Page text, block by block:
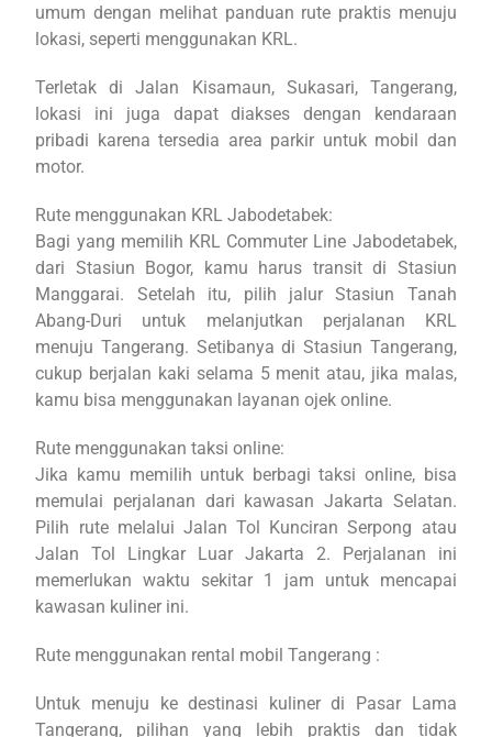
umum dengan melihat panduan rute praktis menuju
lokasi, seperti menggunakan KRL.
Terletak di Jalan Kisamaun, Sukasari, Tangerang,
lokasi ini juga dapat diakses dengan kendaraan
pribadi karena tersedia area parkir untuk mobil dan
motor.
Rute menggunakan KRL Jabodetabek:
Bagi yang memilih KRL Commuter Line Jabodetabek,
dari Stasiun Bogor, kamu harus transit di Stasiun
Manggarai. Setelah itu, pilih jalur Stasiun Tanah
Abang-Duri untuk melanjutkan perjalanan KRL
menuju Tangerang. Setibanya di Stasiun Tangerang,
cukup berjalan kaki selama 5 menit atau, jika malas,
kamu bisa menggunakan layanan ojek online.
Rute menggunakan taksi online:
Jika kamu memilih untuk berbagi taksi online, bisa
memulai perjalanan dari kawasan Jakarta Selatan.
Pilih rute melalui Jalan Tol Kunciran Serpong atau
Jalan Tol Lingkar Luar Jakarta 2. Perjalanan ini
memerlukan waktu sekitar 1 jam untuk mencapai
kawasan kuliner ini.
Rute menggunakan rental mobil Tangerang :
Untuk menuju ke destinasi kuliner di Pasar Lama
Tangerang, pilihan yang lebih praktis dan tidak